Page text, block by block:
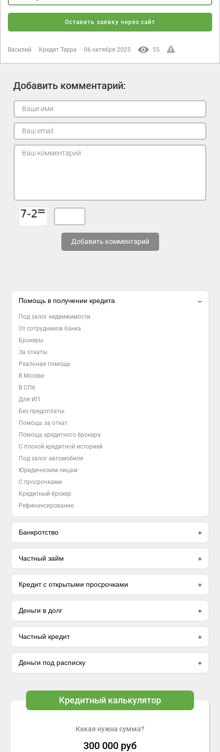
Оставить заявку через сайт
Василий Кредит Терра 06 октября 2025 55
Добавить комментарий:
Добавить комментарий
Помощь в получении кредита
Под залог недвижимости
От сотрудников банка
Брокеры
За откаты
Реальная помощь
В Москве
В СПб
Для ИП
Без предоплаты
Помощь за откат
Помощь кредитного брокера
С плохой кредитной историей
Под залог автомобиля
Юридическим лицам
С просрочками
Кредитный брокер
Рефинансирование
Банкротство
Частный займ
Кредит с открытыми просрочками
Деньги в долг
Частный кредит
Деньги под расписку
Кредитный калькулятор
Какая нужна сумма?
300 000 руб